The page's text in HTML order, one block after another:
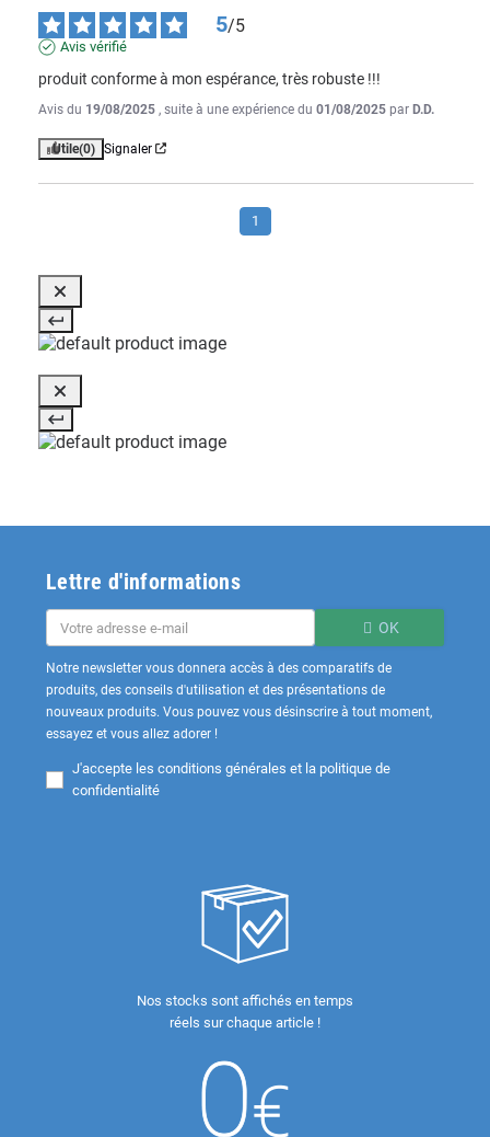
5/5
Avis vérifié
produit conforme à mon espérance, très robuste !!!
Avis du 19/08/2025 , suite à une expérience du 01/08/2025 par D.D.
Utile(0) Signaler
1
Lettre d'informations
OK
Notre newsletter vous donnera accès à des comparatifs de
produits, des conseils d'utilisation et des présentations de
nouveaux produits. Vous pouvez vous désinscrire à tout moment,
essayez et vous allez adorer !
J'accepte les conditions générales et la politique de
confidentialité
Nos stocks sont affichés en temps
réels sur chaque article !